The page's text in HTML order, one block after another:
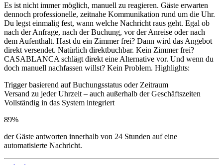
Es ist nicht immer möglich, manuell zu reagieren. Gäste erwarten
dennoch professionelle, zeitnahe Kommunikation rund um die Uhr.
Du legst einmalig fest, wann welche Nachricht raus geht. Egal ob
nach der Anfrage, nach der Buchung, vor der Anreise oder nach
dem Aufenthalt. Hast du ein Zimmer frei? Dann wird das Angebot
direkt versendet. Natürlich direktbuchbar. Kein Zimmer frei?
CASABLANCA schlägt direkt eine Alternative vor. Und wenn du
doch manuell nachfassen willst? Kein Problem. Highlights:
Trigger basierend auf Buchungsstatus oder Zeitraum
Versand zu jeder Uhrzeit – auch außerhalb der Geschäftszeiten
Vollständig in das System integriert
89%
der Gäste antworten innerhalb von 24 Stunden auf eine
automatisierte Nachricht.